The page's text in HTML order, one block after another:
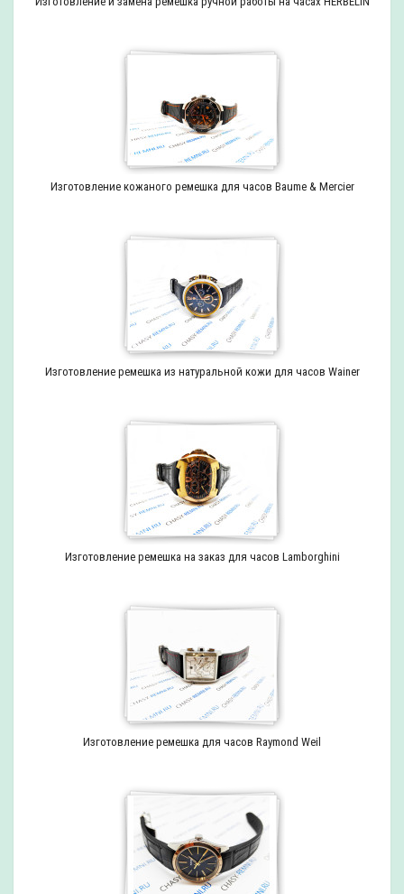
Изготовление кожаного ремешка для часов Baume & Mercier
Изготовление ремешка из натуральной кожи для часов Wainer
Изготовление ремешка на заказ для часов Lamborghini
Изготовление ремешка для часов Raymond Weil